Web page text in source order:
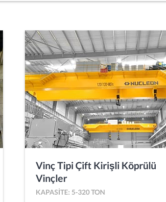
Vinç Tipi Çift Kirişli Köprülü
Vinçler
KAPASITE: 5-320 TON